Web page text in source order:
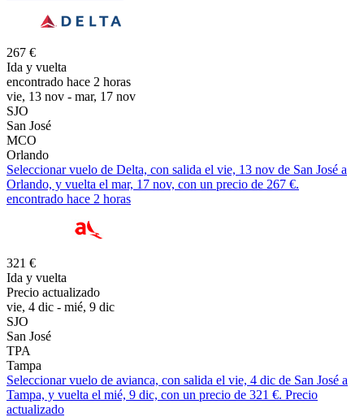
267 €
Ida y vuelta
encontrado hace 2 horas
vie, 13 nov - mar, 17 nov
SJO
San José
MCO
Orlando
Seleccionar vuelo de Delta, con salida el vie, 13 nov de San José a
Orlando, y vuelta el mar, 17 nov, con un precio de 267 €.
encontrado hace 2 horas
321 €
Ida y vuelta
Precio actualizado
vie, 4 dic - mié, 9 dic
SJO
San José
TPA
Tampa
Seleccionar vuelo de avianca, con salida el vie, 4 dic de San José a
Tampa, y vuelta el mié, 9 dic, con un precio de 321 €. Precio
actualizado